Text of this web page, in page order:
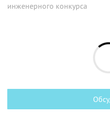
инженерного конкурса